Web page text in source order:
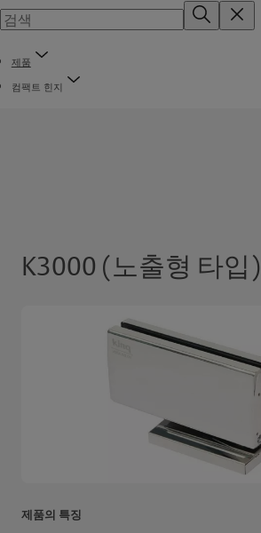
제품
컴팩트 힌지
K3000 (노출형 타입)
제품의 특징